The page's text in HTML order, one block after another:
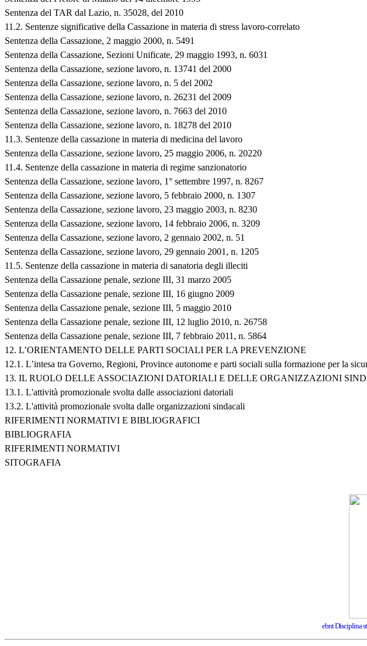
Sentenza del TAR dal Lazio, n. 35028, del 2010
11.2. Sentenze significative della Cassazione in materia di stress lavoro-correlato
Sentenza della Cassazione, 2 maggio 2000, n. 5491
Sentenza della Cassazione, Sezioni Unificate, 29 maggio 1993, n. 6031
Sentenza della Cassazione, sezione lavoro, n. 13741 del 2000
Sentenza della Cassazione, sezione lavoro, n. 5 del 2002
Sentenza della Cassazione, sezione lavoro, n. 26231 del 2009
Sentenza della Cassazione, sezione lavoro, n. 7663 del 2010
Sentenza della Cassazione, sezione lavoro, n. 18278 del 2010
11.3. Sentenze della cassazione in materia di medicina del lavoro
Sentenza della Cassazione, sezione lavoro, 25 maggio 2006, n. 20220
11.4. Sentenze della cassazione in materia di regime sanzionatorio
Sentenza della Cassazione, sezione lavoro, 1° settembre 1997, n. 8267
Sentenza della Cassazione, sezione lavoro, 5 febbraio 2000, n. 1307
Sentenza della Cassazione, sezione lavoro, 23 maggio 2003, n. 8230
Sentenza della Cassazione, sezione lavoro, 14 febbraio 2006, n. 3209
Sentenza della Cassazione, sezione lavoro, 2 gennaio 2002, n. 51
Sentenza della Cassazione, sezione lavoro, 29 gennaio 2001, n. 1205
11.5. Sentenze della cassazione in materia di sanatoria degli illeciti
Sentenza della Cassazione penale, sezione III, 31 marzo 2005
Sentenza della Cassazione penale, sezione III, 16 giugno 2009
Sentenza della Cassazione penale, sezione III, 5 maggio 2010
Sentenza della Cassazione penale, sezione III, 12 luglio 2010, n. 26758
Sentenza della Cassazione penale, sezione III, 7 febbraio 2011, n. 5864
12. L’ORIENTAMENTO DELLE PARTI SOCIALI PER LA PREVENZIONE
12.1. L’intesa tra Governo, Regioni, Province autonome e parti sociali sulla formazione per la
13. IL RUOLO DELLE ASSOCIAZIONI DATORIALI E DELLE ORGANIZZAZIONI
13.1. L'attività promozionale svolta dalle associazioni datoriali
13.2. L'attività promozionale svolta dalle organizzazioni sindacali
RIFERIMENTI NORMATIVI E BIBLIOGRAFICI
BIBLIOGRAFIA
RIFERIMENTI NORMATIVI
SITOGRAFIA
ebnt Disciplina